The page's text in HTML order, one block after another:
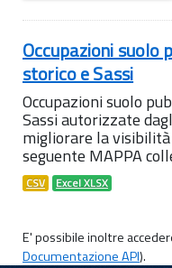
Occupazioni suolo
storico e Sassi
Occupazioni suolo
Sassi autorizzate
migliorare la
seguente MAPPA
CSV Excel XLSX
E' possibile inoltre
Documentazione API).